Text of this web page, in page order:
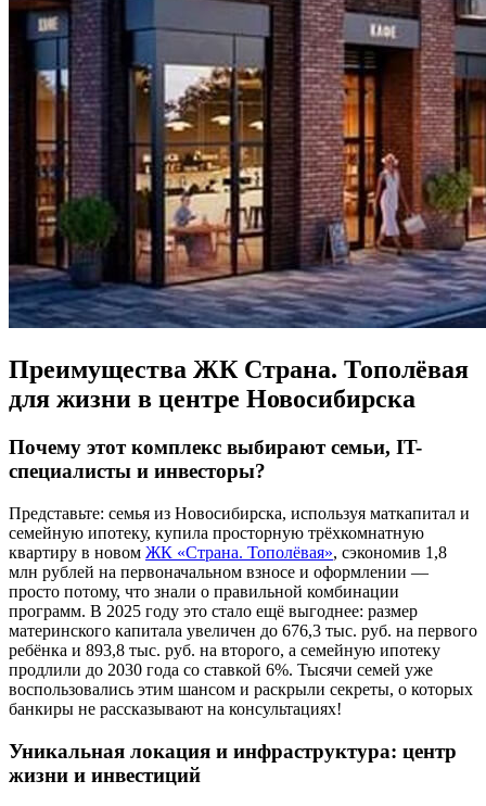
Преимущества ЖК Страна. Тополёвая
для жизни в центре Новосибирска
Почему этот комплекс выбирают семьи, IT-
специалисты и инвесторы?
Представьте: семья из Новосибирска, используя маткапитал и
семейную ипотеку, купила просторную трёхкомнатную
квартиру в новом ЖК «Страна. Тополёвая», сэкономив 1,8
млн рублей на первоначальном взносе и оформлении —
просто потому, что знали о правильной комбинации
программ. В 2025 году это стало ещё выгоднее: размер
материнского капитала увеличен до 676,3 тыс. руб. на первого
ребёнка и 893,8 тыс. руб. на второго, а семейную ипотеку
продлили до 2030 года со ставкой 6%. Тысячи семей уже
воспользовались этим шансом и раскрыли секреты, о которых
банкиры не рассказывают на консультациях!
Уникальная локация и инфраструктура: центр
жизни и инвестиций